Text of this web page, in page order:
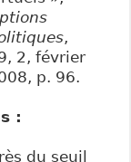
,
2, février
p. 96.
:
du seuil